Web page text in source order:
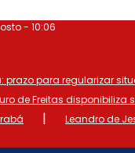
- 10:06
prazo para regularizar
de Freitas
|
Leandro de